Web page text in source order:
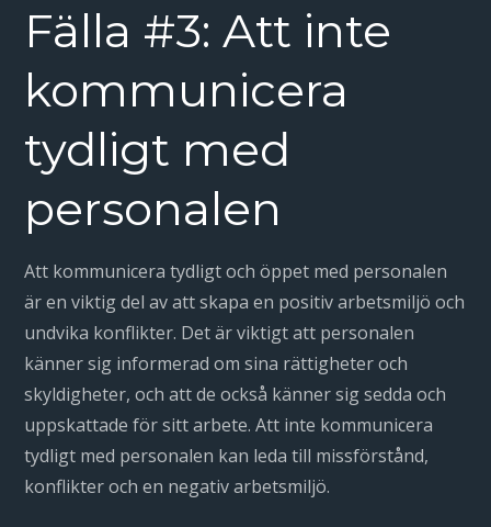
Fälla #3: Att inte
kommunicera
tydligt med
personalen
Att kommunicera tydligt och öppet med personalen
är en viktig del av att skapa en positiv arbetsmiljö och
undvika konflikter. Det är viktigt att personalen
känner sig informerad om sina rättigheter och
skyldigheter, och att de också känner sig sedda och
uppskattade för sitt arbete. Att inte kommunicera
tydligt med personalen kan leda till missförstånd,
konflikter och en negativ arbetsmiljö.